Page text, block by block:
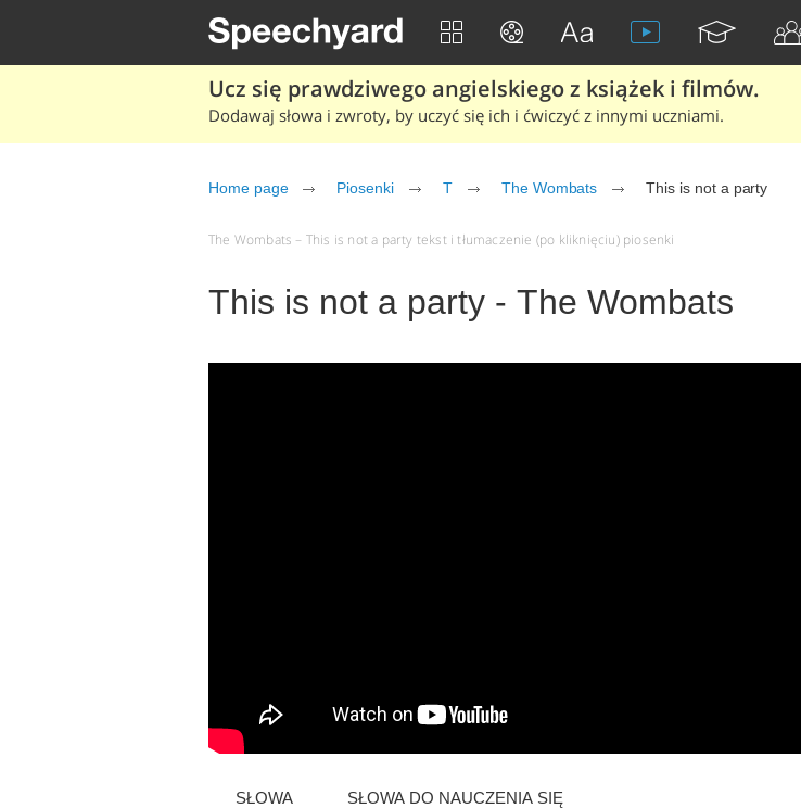
Ucz się prawdziwego angielskiego z książek i filmów.
Dodawaj słowa i zwroty, by uczyć się ich i ćwiczyć z innymi uczniami.
Home page Piosenki T The Wombats This is not a party
The Wombats – This is not a party tekst i tłumaczenie (po kliknięciu) piosenki
This is not a party - The Wombats
SŁOWA SŁOWA DO NAUCZENIA SIĘ